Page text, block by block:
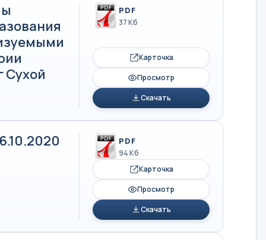
Сухой
PDF
37 Кб
Карточка
Просмотр
Скачать
PDF
94 Кб
Карточка
Просмотр
Скачать